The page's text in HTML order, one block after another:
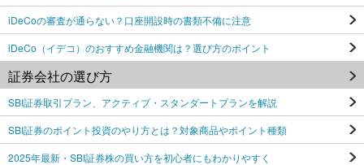
iDeCoの審査が通らない？口座開設時の書類不備に注意
iDeCo（イデコ）のおすすめ金融機関は？選び方のポイント
証券会社の選び方
SBI証券取引プラン、アクティブ・スタンダートプランを解説
SBI証券のポイント投資のやり方とは？対象商品やポイント種類
2025年最新・SBI証券株の買い方を初心者にもわかりやすく